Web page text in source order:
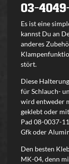
03-4049-
Es ist eine
kannst Du an
anderes
stört.
Diese
für Schlauch-
wird entweder
geklebt oder
Pad 08-0037-11
Gfk oder
Den besten
MK-04, denn